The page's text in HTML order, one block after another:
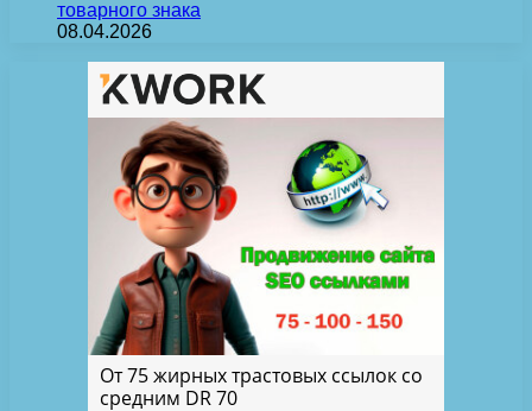
товарного знака
08.04.2026